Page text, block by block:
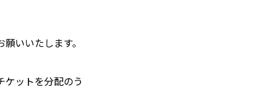
いいたします。
ットを分配のう